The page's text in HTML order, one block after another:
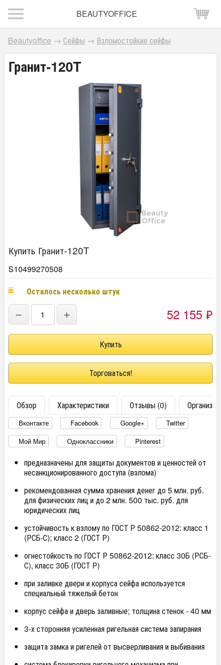
BEAUTYOFFICE
Beautyoffice → Сейфы → Взломостойкие сейфы
Гранит-120T
Купить Гранит-120T
S10499270508
Осталось несколько штук
− + 52 155 ₽
Торговаться!
Обзор Характеристики Отзывы (0)
Вконтакте Facebook Google+
Twitter
Мой Мир
Одноклассники Pinterest
предназначены для защиты документов и ценностей от
несанкционированного доступа (взлома)
рекомендованная сумма хранения денег до 5 млн. руб.
для физических лиц и до 2 млн. 500 тыс. руб. для
юридических лиц
устойчивость к взлому по ГОСТ Р 50862-2012: класс 1
(РСБ-С); класс 2 (ГОСТ Р)
огнестойкость по ГОСТ Р 50862-2012: класс 30Б (РСБ-
С), класс 30Б (ГОСТ Р)
при заливке двери и корпуса сейфа используется
специальный тяжелый бетон
корпус сейфа и дверь заливные; толщина стенок - 40 мм
3-х сторонняя усиленная ригельная система запирания
защита замка и ригелей от высверливания и выбивания